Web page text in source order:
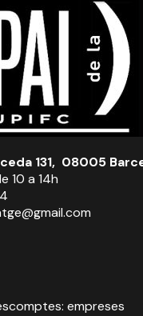
131, 08005
10 a 14h
empreses